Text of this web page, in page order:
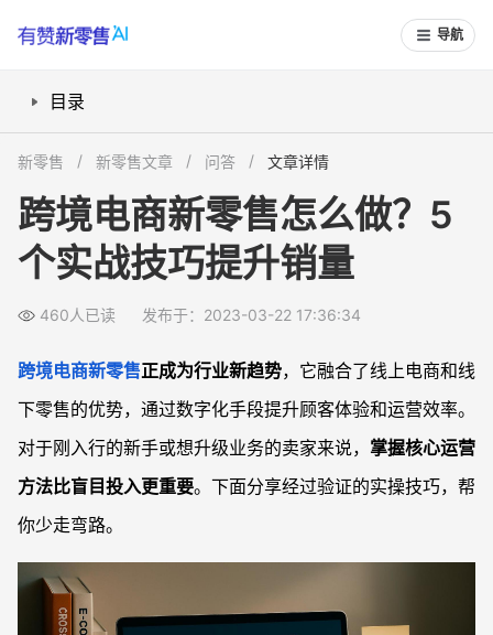
导航
目录
哪些营销玩法最适合跨境电商新零售？
如何利用数据提升新零售运营效率？
跨境电商新零售需要多少启动资金？
没有实体店能做跨境电商新零售吗？
新零售 新零售文章 问答 文章详情
跨境电商新零售怎么做？5
个实战技巧提升销量
460人已读 发布于：2023-03-22 17:36:34
跨境电商新零售正成为行业新趋势，它融合了线上电商和线
下零售的优势，通过数字化手段提升顾客体验和运营效率。
对于刚入行的新手或想升级业务的卖家来说， 掌握核心运营
方法比盲目投入更重要。下面分享经过验证的实操技巧，帮
你少走弯路。